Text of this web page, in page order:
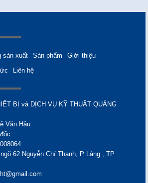
sản xuất Sản phẩm
Giới thiệu
Liên hệ
BỊ và DỊCH VỤ KỸ THUẬT QUẢNG
Văn Hậu
62 Nguyễn Chí Thanh, P Láng , TP